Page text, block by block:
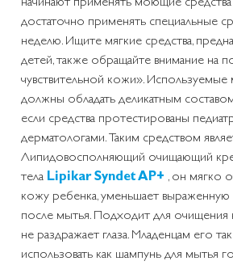
достаточно применять специальные
неделю. Ищите мягкие средства,
детей, также обращайте внимание на
чувствительной кожи».
должны обладать деликатным
если средства протестированы
дерматологами. Таким средством
Липидовосполняющий очищающий
тела Lipikar Syndet AP+ , он мягко
кожу ребенка, уменьшает
после мытья. Подходит для очищения
не раздражает глаза. Младенцам его
использовать как шампунь для мытья